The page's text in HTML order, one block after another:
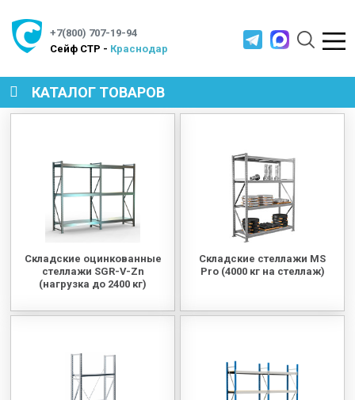
+7(800) 707-19-94
Cейф СТР - Краснодар
КАТАЛОГ ТОВАРОВ
МЕТАЛЛИЧЕСКАЯ МЕБЕЛЬ
МЕДИЦИНСКАЯ МЕБЕЛЬ
Складские оцинкованные
стеллажи SGR-V-Zn
(нагрузка до 2400 кг)
Складские стеллажи MS
Pro (4000 кг на стеллаж)